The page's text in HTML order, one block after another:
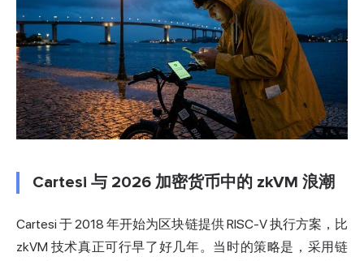
Cartesi 与 2026 加密货币中的 zkVM 浪潮
Cartesi 于 2018 年开始为区块链提供 RISC-V 执行方案，比
zkVM 技术真正可行早了好几年。当时的策略是，采用链